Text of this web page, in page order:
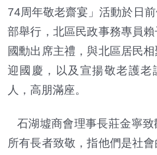
74周年敬老齋宴」活動於日
部舉行，北區民政事務專員
國勳出席主禮，與北區居民相
迎國慶，以及宣揚敬老護老
人，高朋滿座。
石湖墟商會理事長莊金寧致
所有長者致敬，指他們是社